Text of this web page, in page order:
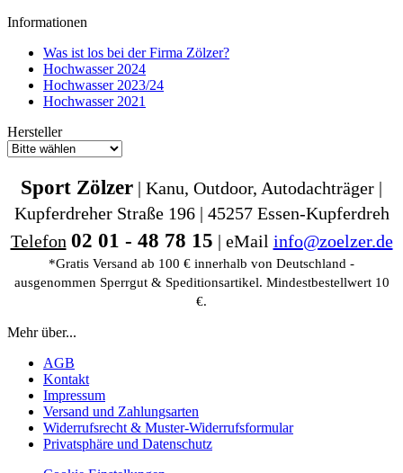
Informationen
Was ist los bei der Firma Zölzer?
Hochwasser 2024
Hochwasser 2023/24
Hochwasser 2021
Hersteller
Sport Zölzer | Kanu, Outdoor, Autodachträger |
Kupferdreher Straße 196 | 45257 Essen-Kupferdreh
Telefon 02 01 - 48 78 15 | eMail info@zoelzer.de
*Gratis Versand ab 100 € innerhalb von Deutschland -
ausgenommen Sperrgut & Speditionsartikel. Mindestbestellwert 10
€.
Mehr über...
AGB
Kontakt
Impressum
Versand und Zahlungsarten
Widerrufsrecht & Muster-Widerrufsformular
Privatsphäre und Datenschutz